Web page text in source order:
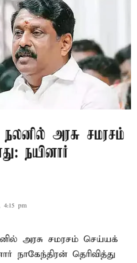
அரசு சமரசம்
நயினார்
4:15 pm
அரசு சமரசம் செய்யக்
நாகேந்திரன் தெரிவித்து